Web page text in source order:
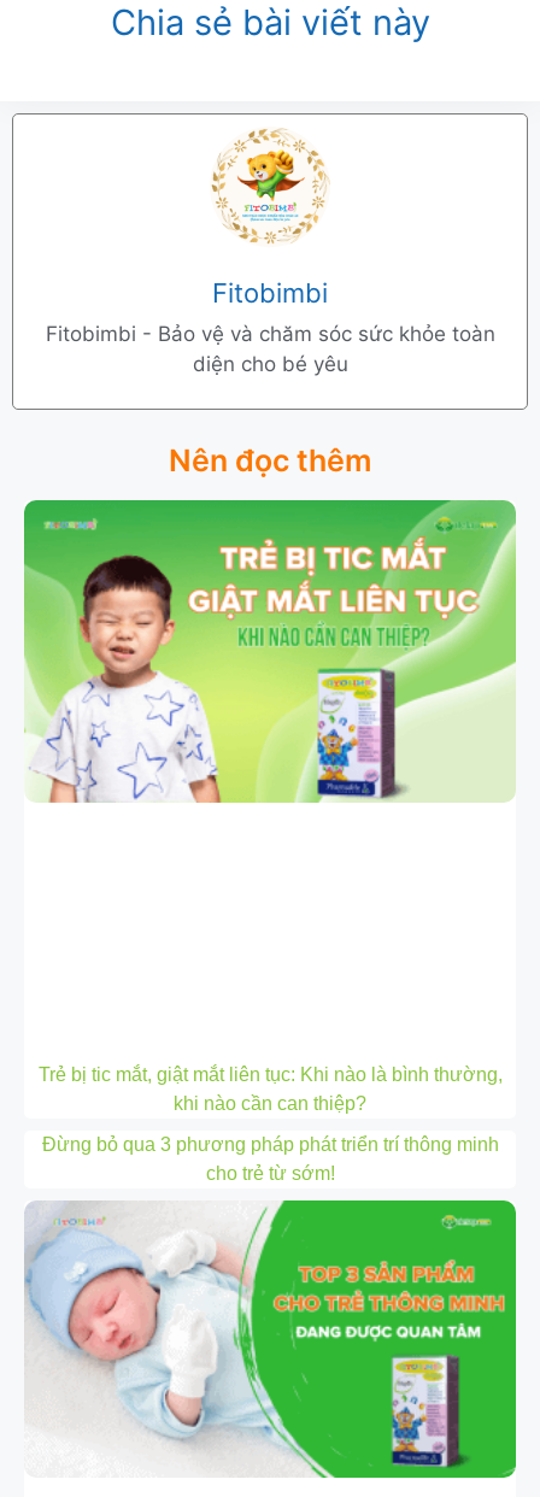
Chia sẻ bài viết này
Fitobimbi
Fitobimbi - Bảo vệ và chăm sóc sức khỏe toàn
diện cho bé yêu
Nên đọc thêm
Trẻ bị tic mắt, giật mắt liên tục: Khi nào là bình thường,
khi nào cần can thiệp?
Đừng bỏ qua 3 phương pháp phát triển trí thông minh
cho trẻ từ sớm!